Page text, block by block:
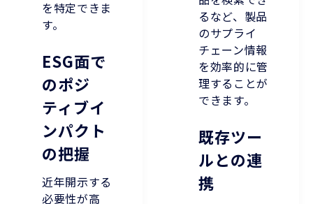
を特定できま
す。
ESG面で
のポジ
ティブイ
ンパクト
の把握
近年開示する
必要性が高
るなど、製品
のサプライ
チェーン情報
を効率的に管
理することが
できます。
既存ツー
ルとの連
携